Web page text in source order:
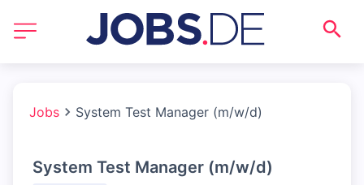
Jobs System Test Manager (m/w/d)
System Test Manager (m/w/d)